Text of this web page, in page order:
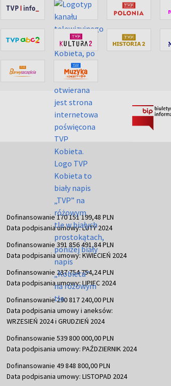
Dofinansowanie 170 151 199,48 PLN
Data podpisania umowy: LUTY 2024
Dofinansowanie 391 856 491,84 PLN
Data podpisania umowy: KWIECIEŃ 2024
Dofinansowanie 237 754 754,24 PLN
Data podpisania umowy: LIPIEC 2024
Dofinansowanie 290 817 240,00 PLN
Data podpisania umowy i aneksów:
WRZESIEŃ 2024 i GRUDZIEŃ 2024
Dofinansowanie 539 800 000,00 PLN
Data podpisania umowy: PAŹDZIERNIK 2024
Dofinansowanie 49 848 800,00 PLN
Data podpisania umowy: LISTOPAD 2024